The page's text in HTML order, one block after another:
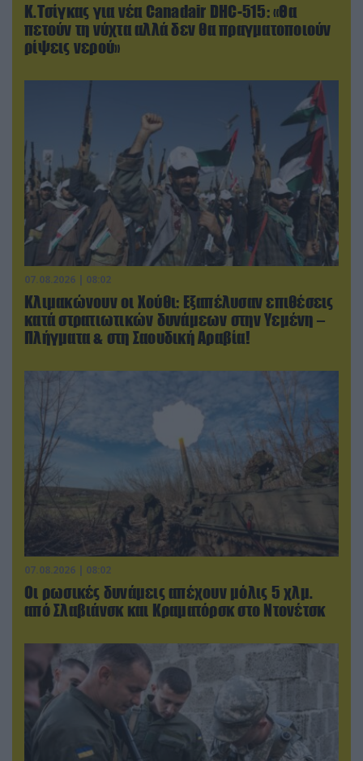
Κ.Τσίγκας για νέα Canadair DHC-515: «Θα
πετούν τη νύχτα αλλά δεν θα πραγματοποιούν
ρίψεις νερού»
07.08.2026 | 08:02
Κλιμακώνουν οι Χούθι: Eξαπέλυσαν επιθέσεις
κατά στρατιωτικών δυνάμεων στην Υεμένη –
Πλήγματα & στη Σαουδική Αραβία!
07.08.2026 | 08:02
Οι ρωσικές δυνάμεις απέχουν μόλις 5 χλμ.
από Σλαβιάνσκ και Κραματόρσκ στο Ντονέτσκ